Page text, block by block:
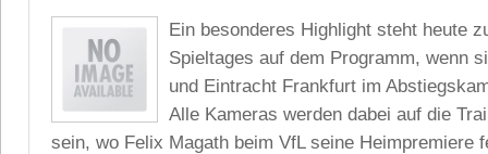
Ein besonderes Highlight steht heute
Spieltages auf dem Programm, wenn
und Eintracht Frankfurt im
Alle Kameras werden dabei auf die
sein, wo Felix Magath beim VfL seine Heimpremiere